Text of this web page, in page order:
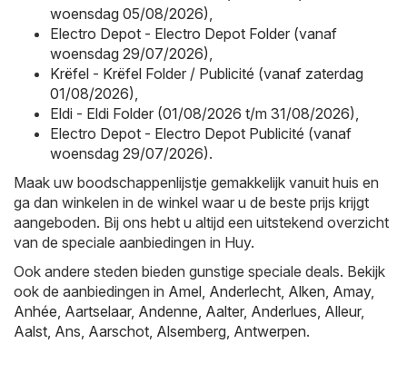
woensdag 05/08/2026)
Electro Depot - Electro Depot Folder (vanaf
woensdag 29/07/2026)
Krëfel - Krëfel Folder / Publicité (vanaf zaterdag
01/08/2026)
Eldi - Eldi Folder (01/08/2026 t/m 31/08/2026)
Electro Depot - Electro Depot Publicité (vanaf
woensdag 29/07/2026).
Maak uw boodschappenlijstje gemakkelijk vanuit huis en
ga dan winkelen in de winkel waar u de beste prijs krijgt
aangeboden. Bij ons hebt u altijd een uitstekend overzicht
van de speciale aanbiedingen in Huy.
Ook andere steden bieden gunstige speciale deals. Bekijk
ook de aanbiedingen in Amel Anderlecht Alken Amay,
Anhée Aartselaar, Andenne Aalter, Anderlues Alleur,
Aalst Ans Aarschot Alsemberg Antwerpen.